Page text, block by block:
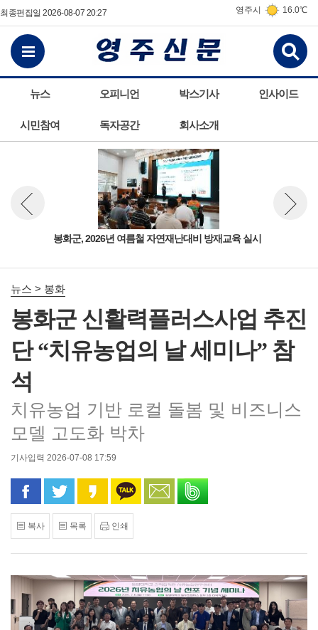
최종편집일 2026-08-07 20:27 영주시 16.0℃
뉴스 오피니언 박스기사 인사이드
시민참여 독자공간 회사소개
전체메뉴보기
봉화군, 2026년 여름철 자연재난대비 방재교육 실시
뉴스 이전보기
뉴스 > 봉화
봉화군 신활력플러스사업 추진
단 “치유농업의 날 세미나” 참
석
치유농업 기반 로컬 돌봄 및 비즈니스
모델 고도화 박차
기사입력 2026-07-08 17:59
페이스북으로 공유
트위터로 공유카카오 스토리로 공유
카카오톡으로 공유
문자로 공유
복사 목록 인쇄